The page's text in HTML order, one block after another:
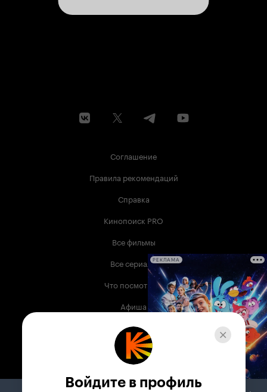
Соглашение
Правила рекомендаций
Справка
Кинопоиск PRO
Все фильмы
Все сериалы
Что посмотреть
Афиша
Музыка
Телепрограмма
РЕКЛАМА
Войдите в профиль